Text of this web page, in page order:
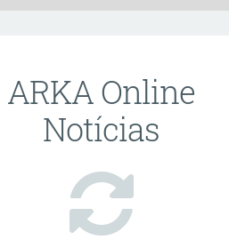
ARKA Online
Notícias